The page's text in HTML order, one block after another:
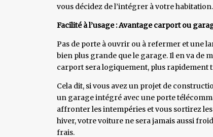
vous décidez de l’intégrer à votre habitation.
Facilité à l’usage : Avantage carport ou
Pas de porte à ouvrir ou à refermer et une
bien plus grande que le garage. Il en va de
carport sera logiquement, plus rapidement
Cela dit, si vous avez un projet de
un garage intégré avec une porte
affronter les intempéries et vous sortirez
hiver, votre voiture ne sera jamais aussi
frais.